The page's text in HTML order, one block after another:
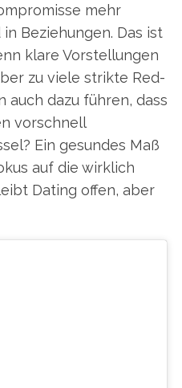
mehr
Beziehungen. Das ist
klare Vorstellungen
zu viele strikte Red-
auch dazu führen, dass
vorschnell
Ein gesundes Maß
auf die wirklich
Dating offen, aber